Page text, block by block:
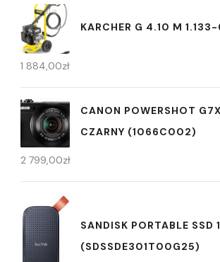
KARCHER G 4.10 M
1 884,00zł
CANON POWERSHOT
CZARNY (1066C002)
2 799,00zł
SANDISK PORTABLE SSD
(SDSSDE301T00G25)